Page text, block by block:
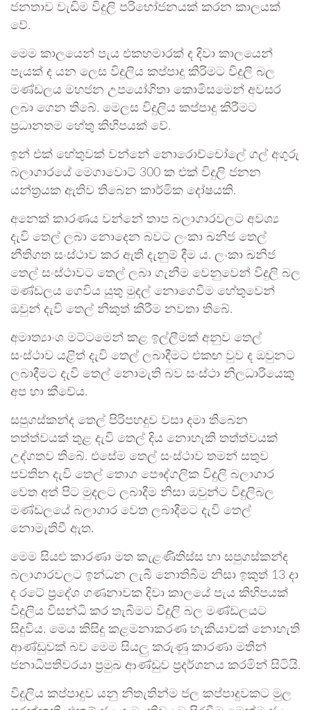
ජනතාව වැඩිම විදුලි පරිභෝජනයක් කරන කාලයක්
වේ.
මෙම කාලයෙන් පැය එකහමාරක් ද දිවා කාලයෙන්
පැයක් ද යන ලෙස විදුලිය කප්පාදු කිරිමට විදුලි බල
මණ්ඩලය මහජන උපයෝගිතා කොමිසමෙන් අවසර
ලබා ගෙන තිබේ. මෙලස විදුලිය කප්පාදු කිරීමට
ප්‍රධානතම හේතු කිහිපයක් වේ.
ඉන් එක් හේතුවක් වන්නේ නොරොච්චෝලේ ගල් අගුරු
බලාගාරයේ මෙගාවොට් 300 ක එක් විදුලි ජනන
යන්ත්‍රයක ඇතිව තිබෙන කාර්මික දෝෂයකි.
අනෙක් කාරණය වන්නේ තාප බලාගාරවලට අවශ්‍ය
දැවි තෙල් ලබා නොදෙන බවට ලංකා ඛනිජ තෙල්
නීතිගත සංස්ථාව කර ඇති දැනුම් දීම ය. ලංකා ඛනිජ
තෙල් සංස්ථාවට තෙල් ලබා ගැනීම වෙනුවෙන් විදුලි බල
මණ්ඩලය ගෙවිය යුතු මුදල් නොගෙවීම හේතුවෙන්
ඔවුන් දැවි තෙල් නිකුත් කිරීම නවතා තිබේ.
අමාත්‍යාංශ මට්ටමෙන් කළ ඉල්ලීමක් අනුව තෙල්
සංස්ථාව යළිත් දැවි තෙල් ලබාදීමට එකඟ වුව ද ඔවුනට
ලබාදීමට දැවි තෙල් නොමැති බව සංස්ථා නිලධාරියෙකු
අප හා කීවේය.
සපුගස්කන්ද තෙල් පිරිපහදුව වසා දමා තිබෙන
තත්ත්වයක් තුළ දැවි තෙල් දිය නොහැකි තත්ත්වයක්
උද්ගතව තිබේ. එසේම තෙල් සංස්ථාව තමන් සතුව
පවතින දැවි තෙල් තොග පෞද්ගලික විදුලි බලාගාර
වෙත අත් පිට මුදලට ලබාදීම නිසා ඔවුන්ට විදුලිබල
මණ්ඩලයේ බලාගාර වෙත ලබාදීමට දැවි තෙල්
නොමැතිවී ඇත.
මෙම සියළු කාරණා මත කැළණිතිස්ස හා සපුගස්කන්ද
බලාගාරවලට ඉන්ධන ලැබී නොතිබීම නිසා ඉකුත් 13 දා
ද රටේ ප්‍රදේශ ගණනාවක දිවා කාලයේ පැය කිහිපයක්
විදුලිය විසන්ධි කර තැබීමට විදුලි බල මණ්ඩලයට
සිදුවිය. මෙය කිසිදු කළමනාකරණ හැකියාවක් නොහැති
ආණ්ඩුවක් බව මෙම සියලු කරුණු කාරණා මතින්
ජනාධිපතිවරයා ප්‍රමුඛ ආණ්ඩුව ප්‍රදර්ශනය කරමින් සිටියි.
විදුලිය කප්පාදුව යනු නිතැතින්ම ජල කප්පාදුවකට මුල